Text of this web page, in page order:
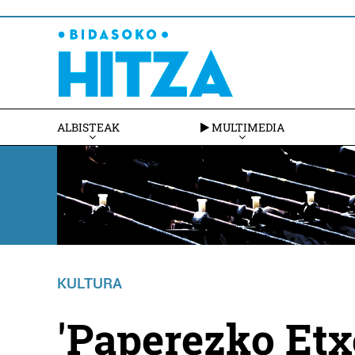
ALBISTEAK MULTIMEDIA
KULTURA
'Paperezko